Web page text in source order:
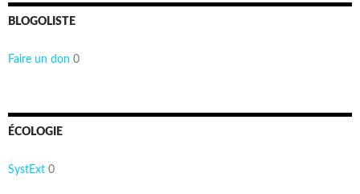
BLOGOLISTE
Faire un don 0
ÉCOLOGIE
SystExt 0